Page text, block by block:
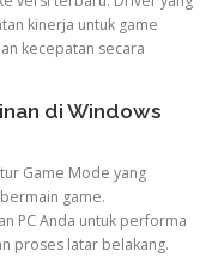
kinerja untuk game
kecepatan secara
di Windows
Game Mode yang
game.
PC Anda untuk performa
proses latar belakang.